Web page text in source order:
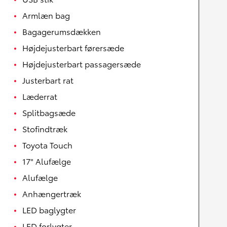
Armlæn bag
Bagagerumsdækken
Højdejusterbart førersæde
Højdejusterbart passagersæde
Justerbart rat
Læderrat
Splitbagsæde
Stofindtræk
Toyota Touch
17" Alufælge
Alufælge
Anhængertræk
LED baglygter